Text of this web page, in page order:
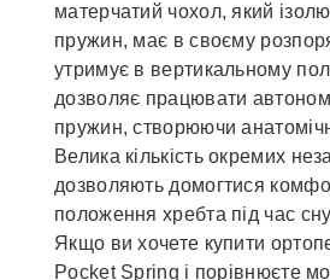
матерчатий чохол, який
пружин, має в своєму
утримує в вертикальному
дозволяє працювати
пружин, створюючи
Велика кількість окремих
дозволяють домогтися
положення хребта під час
Якщо ви хочете купити
Pocket Spring і порівнюєте